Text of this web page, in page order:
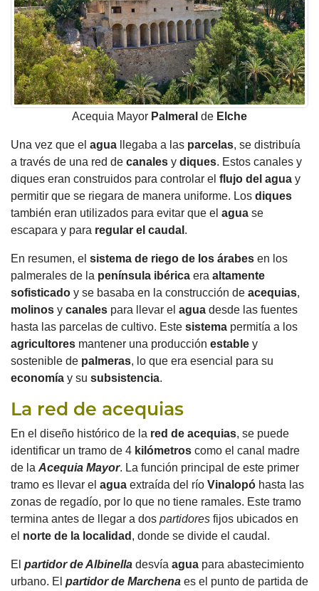
Acequia Mayor Palmeral de Elche
Una vez que el agua llegaba a las parcelas, se distribuía
a través de una red de canales y diques. Estos canales y
diques eran construidos para controlar el flujo del agua y
permitir que se riegara de manera uniforme. Los diques
también eran utilizados para evitar que el agua se
escapara y para regular el caudal .
En resumen, el sistema de riego de los árabes en los
palmerales de la península ibérica era altamente
sofisticado y se basaba en la construcción de acequias,
molinos y canales para llevar el agua desde las fuentes
hasta las parcelas de cultivo. Este sistema permitía a los
agricultores mantener una producción estable y
sostenible de palmeras, lo que era esencial para su
economía y su subsistencia.
La red de acequias
En el diseño histórico de la red de acequias, se puede
identificar un tramo de 4 kilómetros como el canal madre
de la Acequia Mayor. La función principal de este primer
tramo es llevar el agua extraída del río Vinalopó hasta las
zonas de regadío, por lo que no tiene ramales. Este tramo
termina antes de llegar a dos partidores fijos ubicados en
el norte de la localidad , donde se divide el caudal.
El partidor de Albinella desvía agua para abastecimiento
urbano. El partidor de Marchena es el punto de partida de